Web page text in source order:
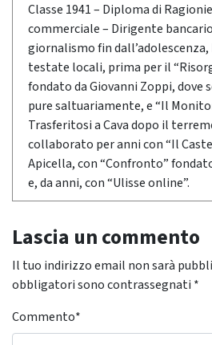
Classe 1941 – Diploma di
commerciale – Dirigente
giornalismo fin
testate locali, prima per il
fondato da Giovanni Zoppi, dove
pure saltuariamente, e “Il
Trasferitosi a Cava dopo il
collaborato per anni con “Il
Apicella, con “Confronto”
e, da anni, con “Ulisse online”.
Lascia un commento
Il tuo indirizzo email non sarà
obbligatori sono contrassegnati *
Commento*